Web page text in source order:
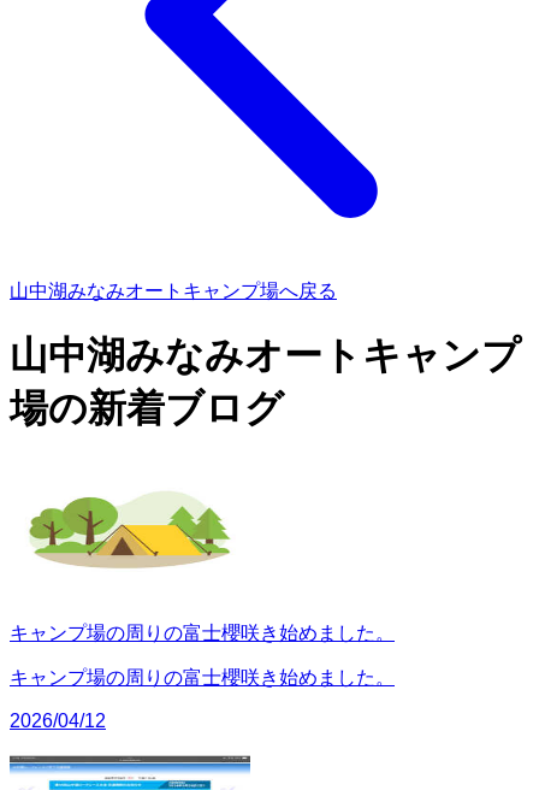
山中湖みなみオートキャンプ場へ戻る
山中湖みなみオートキャンプ
場の新着ブログ
キャンプ場の周りの富士櫻咲き始めました。
キャンプ場の周りの富士櫻咲き始めました。
2026/04/12